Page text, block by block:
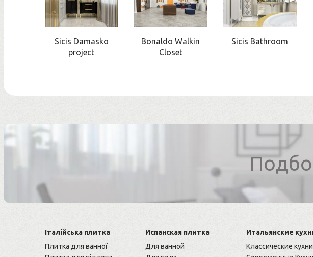
Sicis Damasko
project
Bonaldo Walkin
Closet
Sicis Bathroom
Італійська плитка
Плитка для ванної
Испанская плитка
Для ванной
Итальянские
Классические кухни